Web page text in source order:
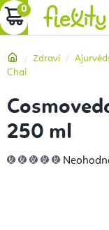
Přejít
na
NÁKUPNÍ
DomůZdraví
Chai
250 ml
Průměrné